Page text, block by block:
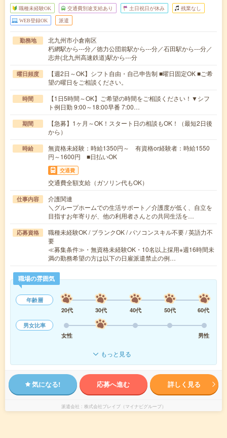
職種未経験OK 交通費別途支給あり 土日祝日が休み 残業なし
WEB登録OK 派遣
勤務地
北九州市小倉南区
朽網駅から---分／徳力公団前駅から---分／石田駅から---分／
志井(北九州高速鉄道)駅から---分
曜日頻度
【週2日～OK】シフト自由・自己申告制 ■曜日固定OK ■ご希
望の曜日をご相談ください。
時間
【1日5時間～OK】ご希望の時間をご相談ください！▼シフ
ト例日勤 9:00～18:00早番 7:00…
期間
【急募】1ヶ月～OK！スタート日の相談もOK！（最短2日後
から）
時給
無資格未経験：時給1350円～ 有資格or経験者：時給1550
円～1600円 ■日払いOK
交通費
交通費全額支給（ガソリン代もOK）
仕事内容
介護関連
＼グループホームでの生活サポート／介護度が低く、自立を
目指すお年寄りが、他の利用者さんとの共同生活を…
応募資格
職種未経験OK / ブランクOK / パソコンスキル不要 / 英語力不
要
≪募集条件≫・無資格未経験OK・10名以上採用※週16時間未
満の勤務希望の方は以下の日雇派遣禁止の例…
職場の雰囲気
年齢層
20代
30代 40代 50代
60代
男女比率
女性
男性
もっと見る
気になる! 応募へ進む 詳しく見る
派遣会社 株式会社ブレイブ（マイナビグループ）